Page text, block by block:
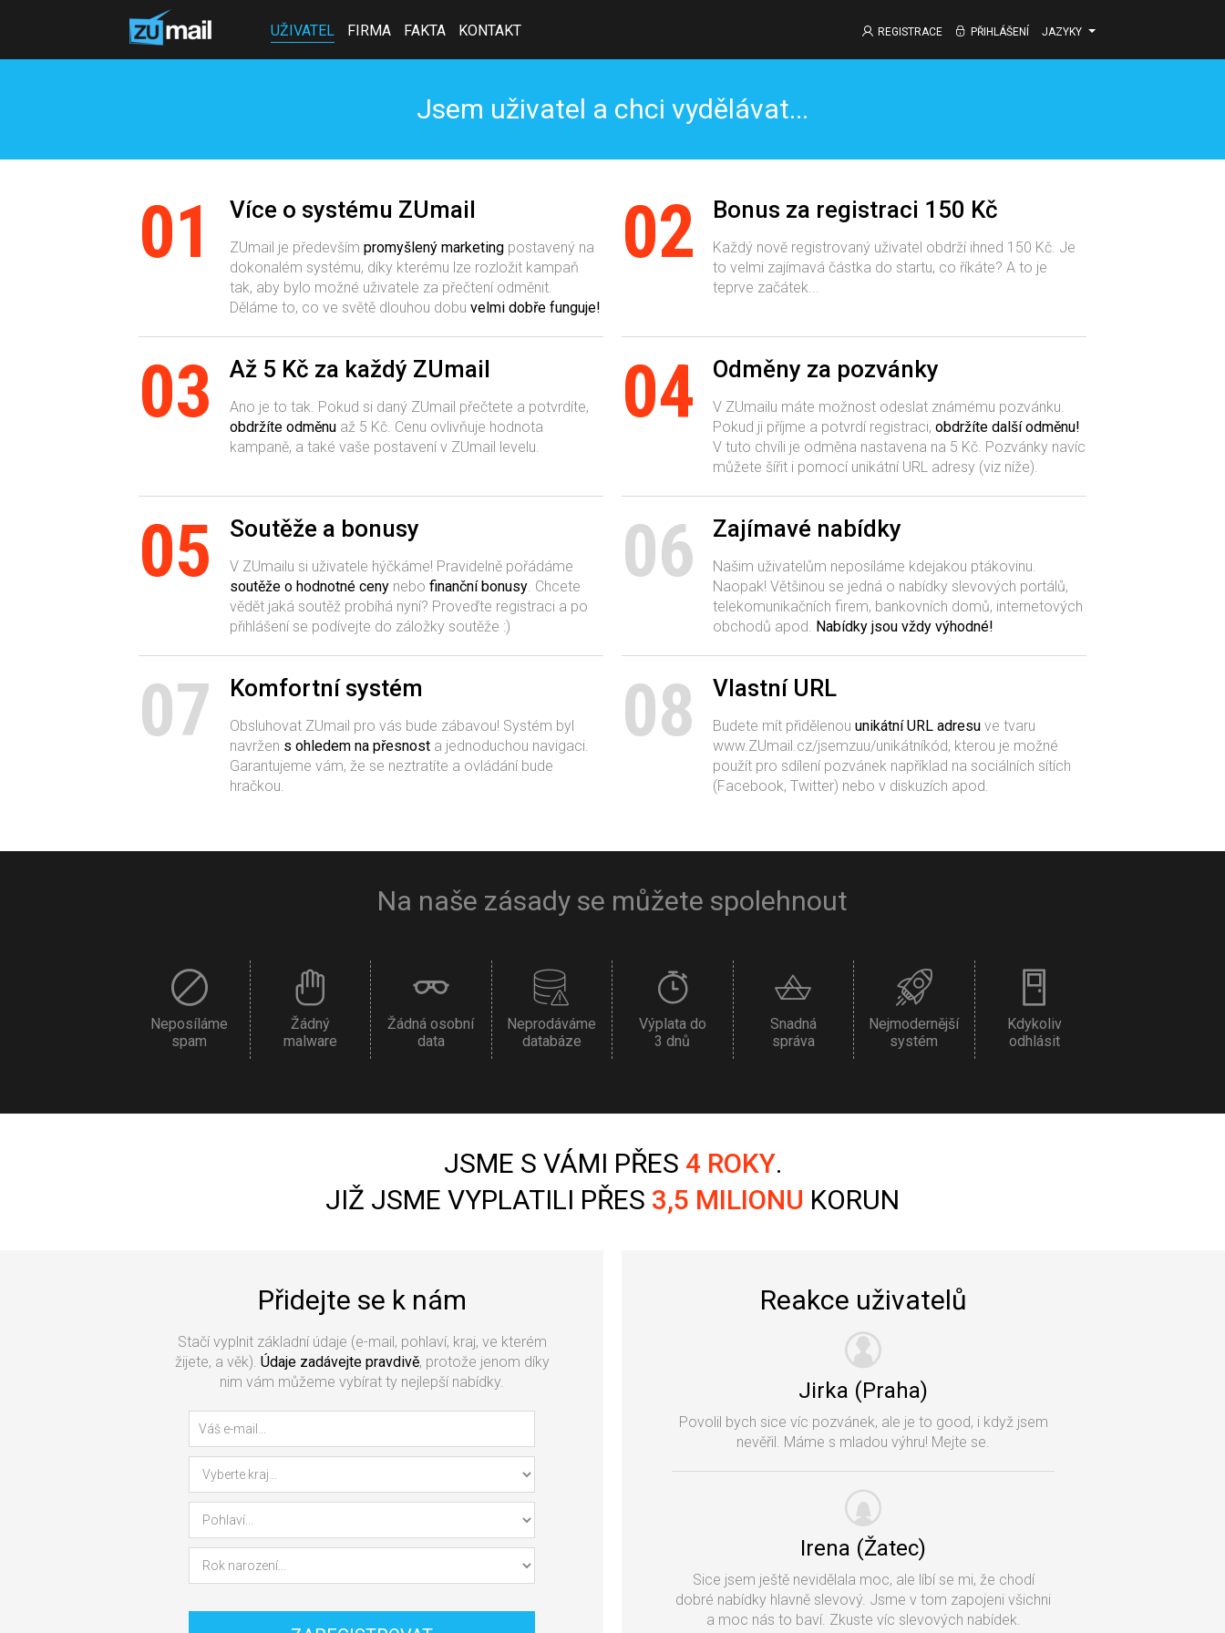
REGISTRACE PŘIHLÁŠENÍ JAZYKY
UŽIVATEL FIRMA FAKTA KONTAKT
Jsem uživatel a chci vydělávat...
01 Více o systému ZUmail
ZUmail je především promyšlený marketing postavený na
dokonalém systému, díky kterému lze rozložit kampaň
tak, aby bylo možné uživatele za přečtení odměnit.
Děláme to, co ve světě dlouhou dobu velmi dobře funguje!
02 Bonus za registraci 150 Kč
Každý nově registrovaný uživatel obdrží ihned 150 Kč. Je
to velmi zajímavá částka do startu, co říkáte? A to je
teprve začátek...
03 Až 5 Kč za každý ZUmail
Ano je to tak. Pokud si daný ZUmail přečtete a potvrdíte,
obdržíte odměnu až 5 Kč. Cenu ovlivňuje hodnota
kampaně, a také vaše postavení v ZUmail levelu.
04 Odměny za pozvánky
V ZUmailu máte možnost odeslat známému pozvánku.
Pokud ji příjme a potvrdí registraci, obdržíte další odměnu!
V tuto chvíli je odměna nastavena na 5 Kč. Pozvánky navíc
můžete šířit i pomocí unikátní URL adresy (viz níže).
05 Soutěže a bonusy
V ZUmailu si uživatele hýčkáme! Pravidelně pořádáme
soutěže o hodnotné ceny nebo finanční bonusy. Chcete
vědět jaká soutěž probíhá nyní? Proveďte registraci a po
přihlášení se podívejte do záložky soutěže :)
06 Zajímavé nabídky
Našim uživatelům neposíláme kdejakou ptákovinu.
Naopak! Většinou se jedná o nabídky slevových portálů,
telekomunikačních firem, bankovních domů, internetových
obchodů apod. Nabídky jsou vždy výhodné!
07 Komfortní systém
Obsluhovat ZUmail pro vás bude zábavou! Systém byl
navržen s ohledem na přesnost a jednoduchou navigaci.
Garantujeme vám, že se neztratíte a ovládání bude
hračkou.
08 Vlastní URL
Budete mít přidělenou unikátní URL adresu ve tvaru
www.ZUmail.cz/jsemzuu/unikátníkód, kterou je možné
použít pro sdílení pozvánek například na sociálních sítích
(Facebook, Twitter) nebo v diskuzích apod.
Na naše zásady se můžete spolehnout
Neposíláme
spam
Žádný
malware
Žádná osobní
data
Neprodáváme
databáze
Výplata do
3 dnů
Snadná
správa
Nejmodernější
systém
Kdykoliv
odhlásit
JSME S VÁMI PŘES 4 ROKY.
JIŽ JSME VYPLATILI PŘES 3,5 MILIONU KORUN
Přidejte se k nám
Stačí vyplnit základní údaje (e-mail, pohlaví, kraj, ve kterém
žijete, a věk). Údaje zadávejte pravdivě, protože jenom díky
nim vám můžeme vybírat ty nejlepší nabídky.
Reakce uživatelů
Jirka (Praha)
Povolil bych sice víc pozvánek, ale je to good, i když jsem
nevěřil. Máme s mladou výhru! Mejte se.
Irena (Žatec)
Sice jsem ještě nevidělala moc, ale líbí se mi, že chodí
dobré nabídky hlavně slevový. Jsme v tom zapojeni všichni
a moc nás to baví. Zkuste víc slevových nabídek.